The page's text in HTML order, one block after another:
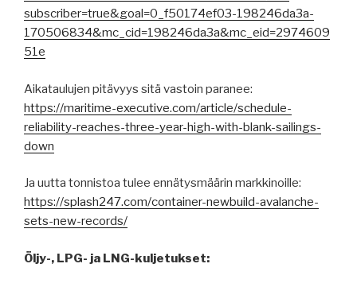
subscriber=true&goal=0_f50174ef03-198246da3a-
170506834&mc_cid=198246da3a&mc_eid=2974609
51e
Aikataulujen pitävyys sitä vastoin paranee:
https://maritime-executive.com/article/schedule-
reliability-reaches-three-year-high-with-blank-sailings-
down
Ja uutta tonnistoa tulee ennätysmäärin markkinoille:
https://splash247.com/container-newbuild-avalanche-
sets-new-records/
Öljy-, LPG- ja LNG-kuljetukset: